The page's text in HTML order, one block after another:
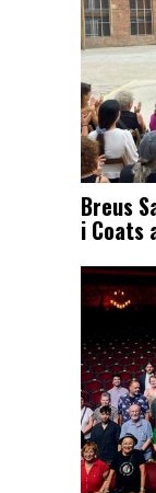
Breus
i Coats